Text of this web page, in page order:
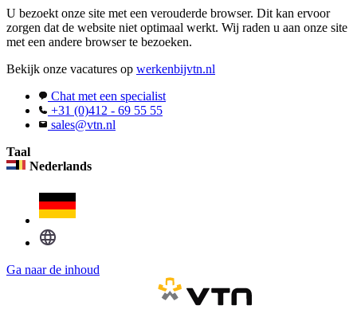
U bezoekt onze site met een verouderde browser. Dit kan ervoor
zorgen dat de website niet optimaal werkt. Wij raden u aan onze site
met een andere browser te bezoeken.
Bekijk onze vacatures op werkenbijvtn.nl
Chat met een specialist
+31 (0)412 - 69 55 55
sales@vtn.nl
Taal
Nederlands
Ga naar de inhoud